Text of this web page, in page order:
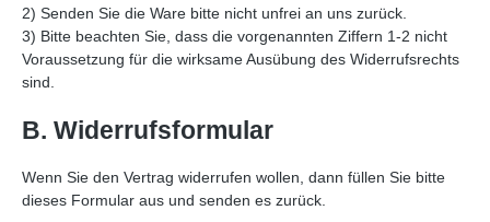
2) Senden Sie die Ware bitte nicht unfrei an uns zurück.
3) Bitte beachten Sie, dass die vorgenannten Ziffern 1-2 nicht
Voraussetzung für die wirksame Ausübung des Widerrufsrechts
sind.
B. Widerrufsformular
Wenn Sie den Vertrag widerrufen wollen, dann füllen Sie bitte
dieses Formular aus und senden es zurück.